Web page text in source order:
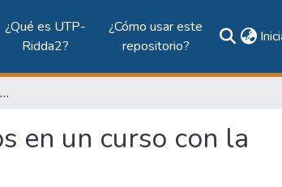
¿Qué es UTP-
Ridda2?
¿Cómo usar este
repositorio?
Crear equipos en Microsoft Teams y enlazarlos en un curso con la Plataforma Moodle (versión 3.x)
en un curso con la